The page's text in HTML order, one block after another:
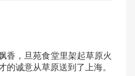
香，旦苑食堂里架起草原火
的诚意从草原送到了上海。